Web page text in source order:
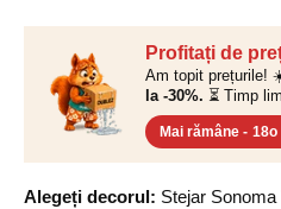
Profitați de
Am topit prețurile!
la -30%. ⏳ Timp
Mai rămâne - 18o
Alegeți decorul: Stejar Sonoma